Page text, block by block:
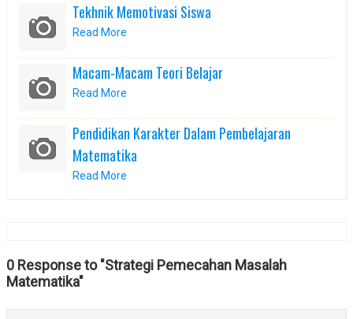
Tekhnik Memotivasi Siswa
Read More
Macam-Macam Teori Belajar
Read More
Pendidikan Karakter Dalam Pembelajaran
Matematika
Read More
0 Response to "Strategi Pemecahan Masalah
Matematika"